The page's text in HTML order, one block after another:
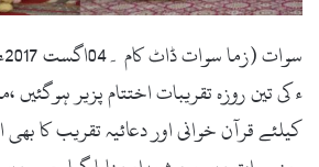
a
l
ء کی تین روزہ تقریبات اختتام پزیر ہوگئیں
کیلئے قرآن خوانی اور دعائیہ تقریب کا بھی